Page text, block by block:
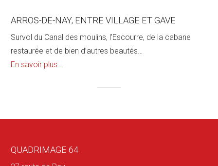
ARROS-DE-NAY, ENTRE VILLAGE ET GAVE
Survol du Canal des moulins, l’Escourre, de la cabane
restaurée et de bien d’autres beautés…
En savoir plus...
QUADRIMAGE 64